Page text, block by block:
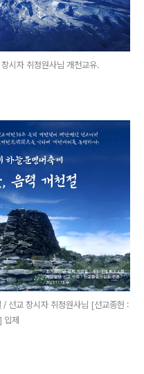
시자 취정원사님 개천교유.
선교 창시자 취정원사님 [선교종헌 :
입제